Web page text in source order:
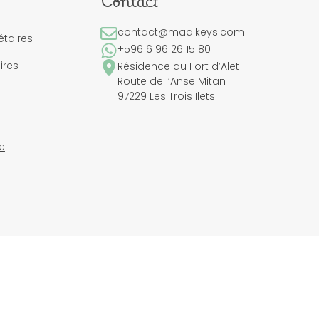
contact@madikeys.com
+596 6 96 26 15 80
Résidence du Fort d’Alet
Route de l’Anse Mitan
97229 Les Trois Ilets